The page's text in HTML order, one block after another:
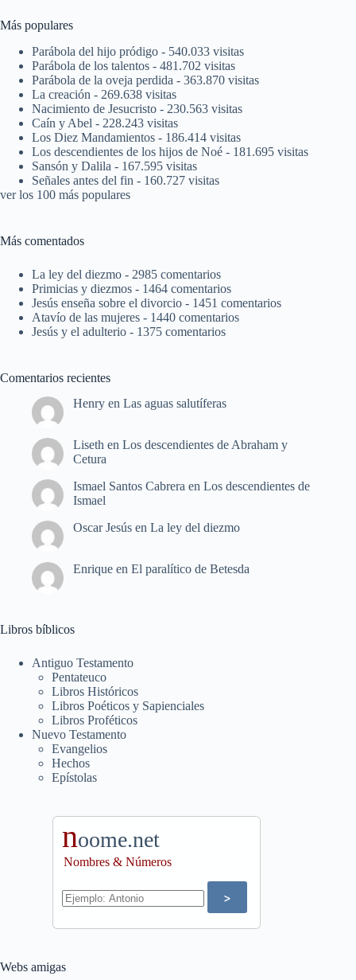
Más populares
Parábola del hijo pródigo - 540.033 visitas
Parábola de los talentos - 481.702 visitas
Parábola de la oveja perdida - 363.870 visitas
La creación - 269.638 visitas
Nacimiento de Jesucristo - 230.563 visitas
Caín y Abel - 228.243 visitas
Los Diez Mandamientos - 186.414 visitas
Los descendientes de los hijos de Noé - 181.695 visitas
Sansón y Dalila - 167.595 visitas
Señales antes del fin - 160.727 visitas
ver los 100 más populares
Más comentados
La ley del diezmo - 2985 comentarios
Primicias y diezmos - 1464 comentarios
Jesús enseña sobre el divorcio - 1451 comentarios
Atavío de las mujeres - 1440 comentarios
Jesús y el adulterio - 1375 comentarios
Comentarios recientes
Henry en Las aguas salutíferas
Liseth en Los descendientes de Abraham y
Cetura
Ismael Santos Cabrera en Los descendientes de
Ismael
Oscar Jesús en La ley del diezmo
Enrique en El paralítico de Betesda
Libros bíblicos
Antiguo Testamento
Pentateuco
Libros Históricos
Libros Poéticos y Sapienciales
Libros Proféticos
Nuevo Testamento
Evangelios
Hechos
Epístolas
noome.net
Nombres & Números
Webs amigas